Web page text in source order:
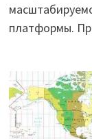
платформы.